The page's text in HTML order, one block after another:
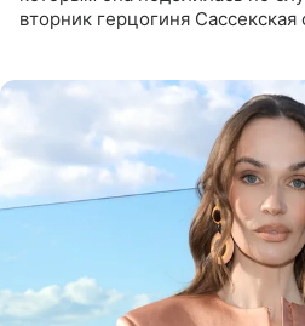
вторник герцогиня